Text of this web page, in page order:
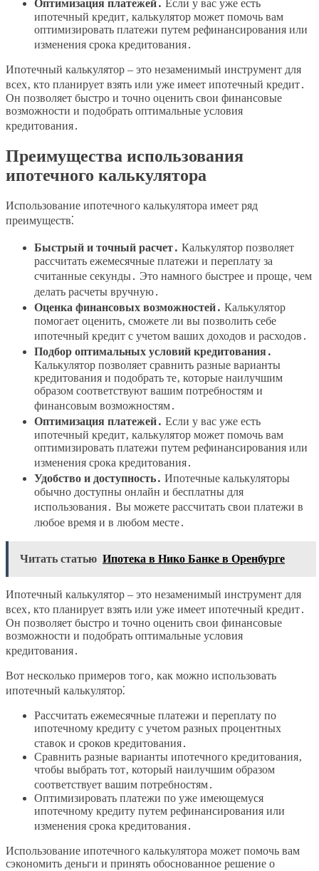
Оптимизация платежей․ Если у вас уже есть
ипотечный кредит‚ калькулятор может помочь вам
оптимизировать платежи путем рефинансирования или
изменения срока кредитования․
Ипотечный калькулятор – это незаменимый инструмент для
всех‚ кто планирует взять или уже имеет ипотечный кредит․
Он позволяет быстро и точно оценить свои финансовые
возможности и подобрать оптимальные условия
кредитования․
Преимущества использования
ипотечного калькулятора
Использование ипотечного калькулятора имеет ряд
преимуществ⁚
Быстрый и точный расчет․ Калькулятор позволяет
рассчитать ежемесячные платежи и переплату за
считанные секунды․ Это намного быстрее и проще‚ чем
делать расчеты вручную․
Оценка финансовых возможностей․ Калькулятор
помогает оценить‚ сможете ли вы позволить себе
ипотечный кредит с учетом ваших доходов и расходов․
Подбор оптимальных условий кредитования․
Калькулятор позволяет сравнить разные варианты
кредитования и подобрать те‚ которые наилучшим
образом соответствуют вашим потребностям и
финансовым возможностям․
Оптимизация платежей․ Если у вас уже есть
ипотечный кредит‚ калькулятор может помочь вам
оптимизировать платежи путем рефинансирования или
изменения срока кредитования․
Удобство и доступность․ Ипотечные калькуляторы
обычно доступны онлайн и бесплатны для
использования․ Вы можете рассчитать свои платежи в
любое время и в любом месте․
Читать статью Ипотека в Нико Банке в Оренбурге
Ипотечный калькулятор – это незаменимый инструмент для
всех‚ кто планирует взять или уже имеет ипотечный кредит․
Он позволяет быстро и точно оценить свои финансовые
возможности и подобрать оптимальные условия
кредитования․
Вот несколько примеров того‚ как можно использовать
ипотечный калькулятор⁚
Рассчитать ежемесячные платежи и переплату по
ипотечному кредиту с учетом разных процентных
ставок и сроков кредитования․
Сравнить разные варианты ипотечного кредитования‚
чтобы выбрать тот‚ который наилучшим образом
соответствует вашим потребностям․
Оптимизировать платежи по уже имеющемуся
ипотечному кредиту путем рефинансирования или
изменения срока кредитования․
Использование ипотечного калькулятора может помочь вам
сэкономить деньги и принять обоснованное решение о